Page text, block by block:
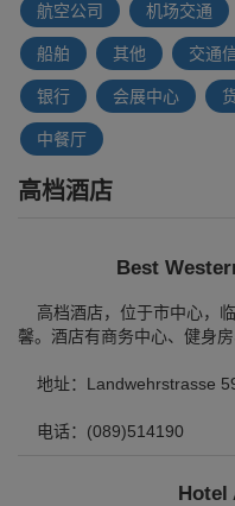
航空公司 机场交通
船舶 其他 交通
银行 会展中心
中餐厅
高档酒店
Best
高档酒店，位于市中心，
馨。酒店有商务中心、健身
地址：Landwehrstrasse
电话：(089)514190
Hotel